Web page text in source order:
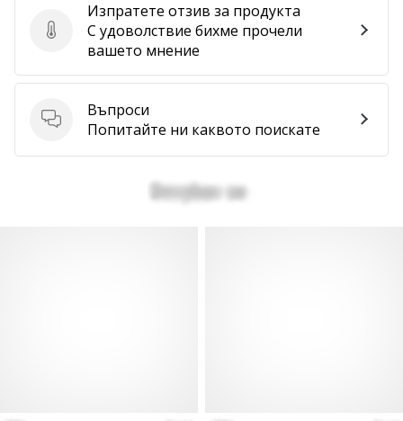
Изпратете отзив за продукта
Изпратете отзив за продукта
С удоволствие бихме прочели
вашето мнение
Въпроси
Въпроси
Попитайте ни каквото поискате